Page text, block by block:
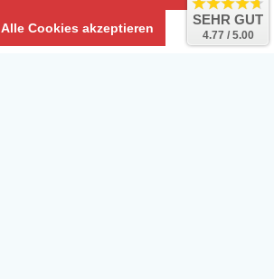
Alle Cookies akzeptieren
SEHR GUT
4.77 / 5.00